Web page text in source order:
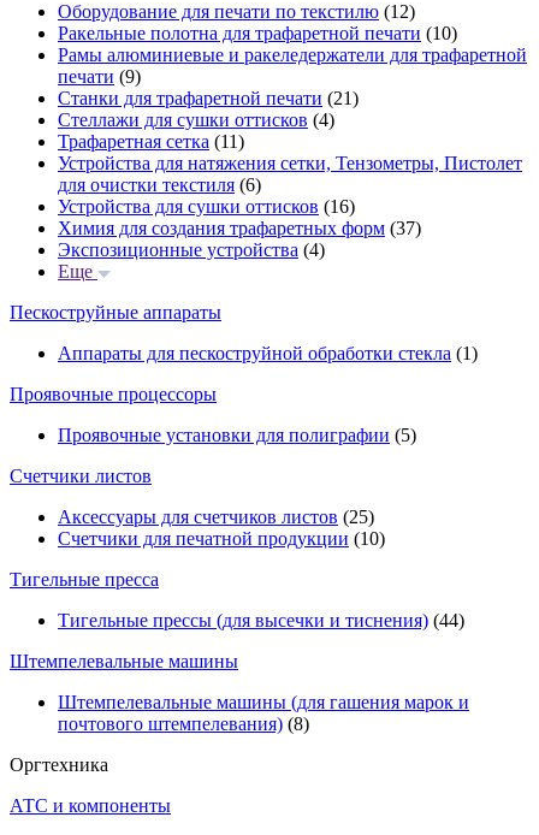
Оборудование для печати по текстилю (12)
Ракельные полотна для трафаретной печати (10)
Рамы алюминиевые и ракеледержатели для трафаретной
печати (9)
Станки для трафаретной печати (21)
Стеллажи для сушки оттисков (4)
Трафаретная сетка (11)
Устройства для натяжения сетки, Тензометры, Пистолет
для очистки текстиля (6)
Устройства для сушки оттисков (16)
Химия для создания трафаретных форм (37)
Экспозиционные устройства (4)
Еще
Пескоструйные аппараты
Аппараты для пескоструйной обработки стекла (1)
Проявочные процессоры
Проявочные установки для полиграфии (5)
Счетчики листов
Аксессуары для счетчиков листов (25)
Счетчики для печатной продукции (10)
Тигельные пресса
Тигельные прессы (для высечки и тиснения) (44)
Штемпелевальные машины
Штемпелевальные машины (для гашения марок и
почтового штемпелевания) (8)
Оргтехника
АТС и компоненты